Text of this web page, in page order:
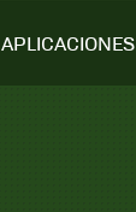
APLICACIONES